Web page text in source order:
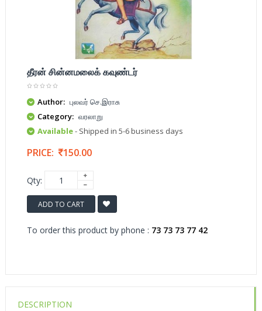
தீரன் சின்னமலைக் கவுண்டர்
Author: புலவர் செ.இராசு
Category: வரலாறு
Available- Shipped in 5-6 business days
PRICE: 150.00
Qty:
ADD TO CART
To order this product by phone : 73 73 73 77 42
DESCRIPTION